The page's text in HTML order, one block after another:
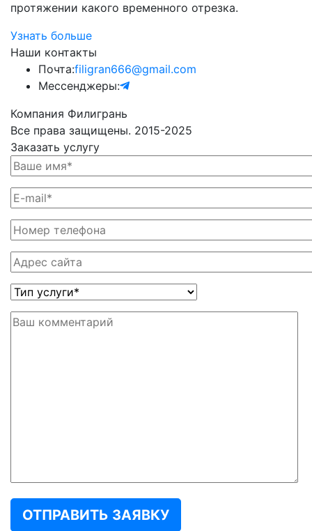
протяжении какого временного отрезка.
Узнать больше
Наши контакты
Почта:filigran666@gmail.com
Мессенджеры:
Компания Филигрань
Все права защищены. 2015-2025
Заказать услугу
ОТПРАВИТЬ ЗАЯВКУ